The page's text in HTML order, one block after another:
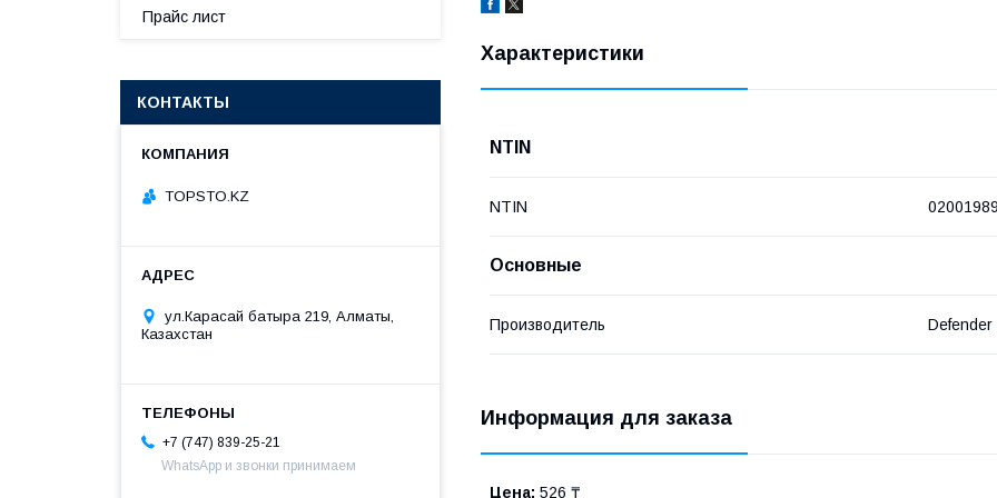
Характеристики
NTIN
NTIN
Основные
Производитель Defender
Информация для заказа
Цена: 526 ₸
Прайс лист
КОНТАКТЫ
TOPSTO.KZ
ул.Карасай батыра 219, Алматы,
Казахстан
+7 (747) 839-25-21
WhatsApp и звонки принимаем